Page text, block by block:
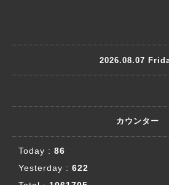
2026.08.07
カウンター
Today : 86
Yesterday : 622